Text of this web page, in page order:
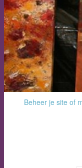
Beheer je site of